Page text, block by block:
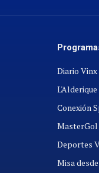
Diario
L'Alderique
Conexión
MasterGol
Deportes
Misa